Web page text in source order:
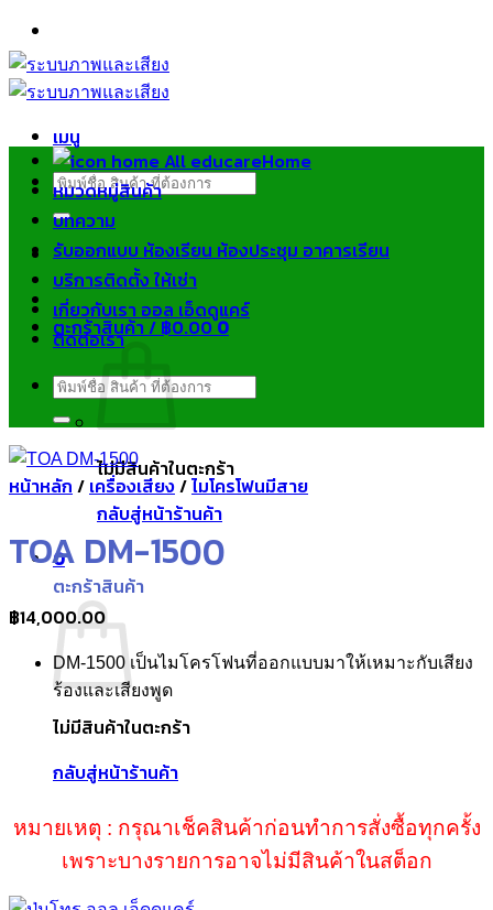
ข้าม
ไป
ยัง
เมนู
ค้นหา:
ตะกร้าสินค้า /฿0.000
ไม่มีสินค้าในตะกร้า
กลับสู่หน้าร้านค้า
0
ตะกร้าสินค้า
ไม่มีสินค้าในตะกร้า
กลับสู่หน้าร้านค้า
Home
หมวดหมู่สินค้า
บทความ
รับออกแบบ ห้องเรียน ห้องประชุม อาคารเรียน
บริการติดตั้ง ให้เช่า
เกี่ยวกับเรา ออล เอ็ดดูแคร์
ติดต่อเรา
ค้นหา:
หน้าหลัก / เครื่องเสียง/ไมโครโฟนมีสาย
TOA DM-1500
฿14,000.00
DM-1500 เป็นไมโครโฟนที่ออกแบบมาให้เหมาะกับเสียง
ร้องและเสียงพูด
หมายเหตุ : กรุณาเช็คสินค้าก่อนทำการสั่งซื้อทุกครั้ง
เพราะบางรายการอาจไม่มีสินค้าในสต็อก